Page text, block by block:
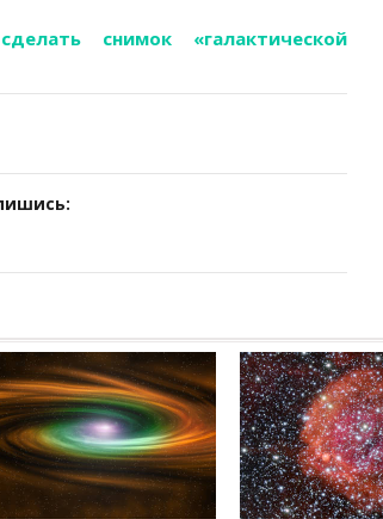
снимок «галактической